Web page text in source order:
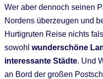
Wer aber dennoch seinen
Nordens überzeugen und
Hurtigruten Reise nichts
sowohl wunderschöne
interessante Städte. Und
an Bord der großen